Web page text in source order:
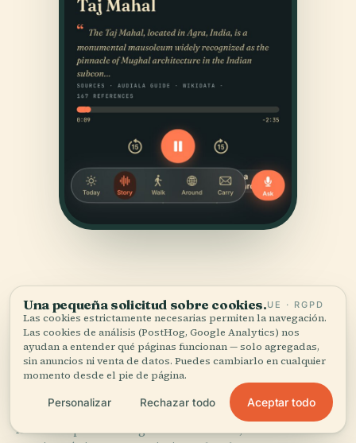
FUENTES
Verificado,y a la vista.
Investigado y redactado por el equipo editorial de
Audiala a partir de registros históricos, archivos
Una pequeña solicitud sobre cookies.UE · RGPD
Las cookies estrictamente necesarias permiten la navegación.
Las cookies de análisis (PostHog, Google Analytics) nos
ayudan a entender qué páginas funcionan — solo agregadas,
sin anuncios ni venta de datos. Puedes cambiarlo en cualquier
momento desde el pie de página.
Personalizar Rechazar todo Aceptar todo